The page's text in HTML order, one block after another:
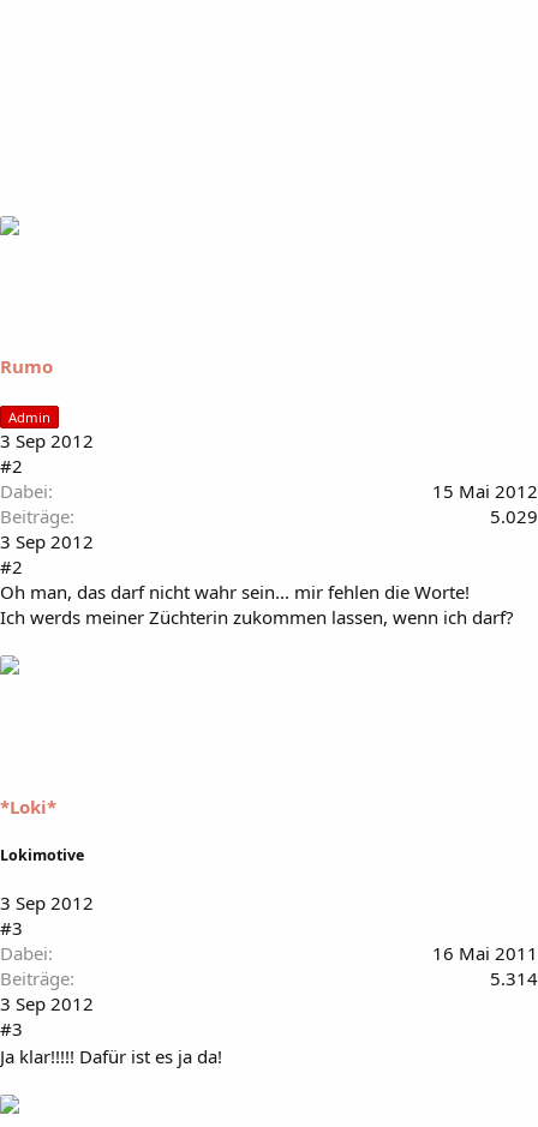
Rumo
Admin
3 Sep 2012
#2
Dabei
15 Mai 2012
Beiträge
5.029
3 Sep 2012
#2
Oh man, das darf nicht wahr sein... mir fehlen die Worte!
Ich werds meiner Züchterin zukommen lassen, wenn ich darf?
*Loki*
Lokimotive
3 Sep 2012
#3
Dabei
16 Mai 2011
Beiträge
5.314
3 Sep 2012
#3
Ja klar!!!!! Dafür ist es ja da!